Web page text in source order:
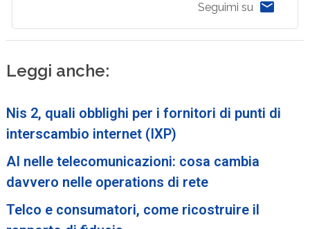
Seguimi su
Leggi anche:
Nis 2, quali obblighi per i fornitori di punti di
interscambio internet (IXP)
AI nelle telecomunicazioni: cosa cambia
davvero nelle operations di rete
Telco e consumatori, come ricostruire il